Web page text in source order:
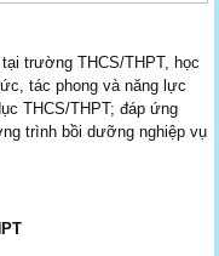
trường THCS/THPT, học
tác phong và năng lực
THCS/THPT; đáp ứng
trình bồi dưỡng nghiệp vụ